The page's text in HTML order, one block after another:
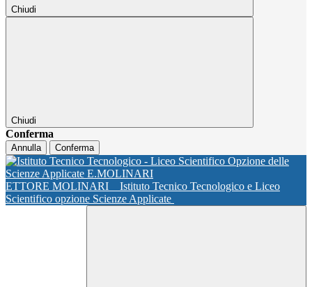
Chiudi
Chiudi
Conferma
Annulla Conferma
ETTORE MOLINARI
Istituto Tecnico Tecnologico e Liceo
Scientifico opzione Scienze Applicate